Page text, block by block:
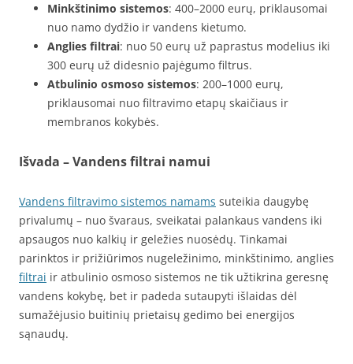
Minkštinimo sistemos: 400–2000 eurų, priklausomai
nuo namo dydžio ir vandens kietumo.
Anglies filtrai: nuo 50 eurų už paprastus modelius iki
300 eurų už didesnio pajėgumo filtrus.
Atbulinio osmoso sistemos: 200–1000 eurų,
priklausomai nuo filtravimo etapų skaičiaus ir
membranos kokybės.
Išvada – Vandens filtrai namui
Vandens filtravimo sistemos namams suteikia daugybę
privalumų – nuo švaraus, sveikatai palankaus vandens iki
apsaugos nuo kalkių ir geležies nuosėdų. Tinkamai
parinktos ir prižiūrimos nugeležinimo, minkštinimo, anglies
filtrai ir atbulinio osmoso sistemos ne tik užtikrina geresnę
vandens kokybę, bet ir padeda sutaupyti išlaidas dėl
sumažėjusio buitinių prietaisų gedimo bei energijos
sąnaudų.